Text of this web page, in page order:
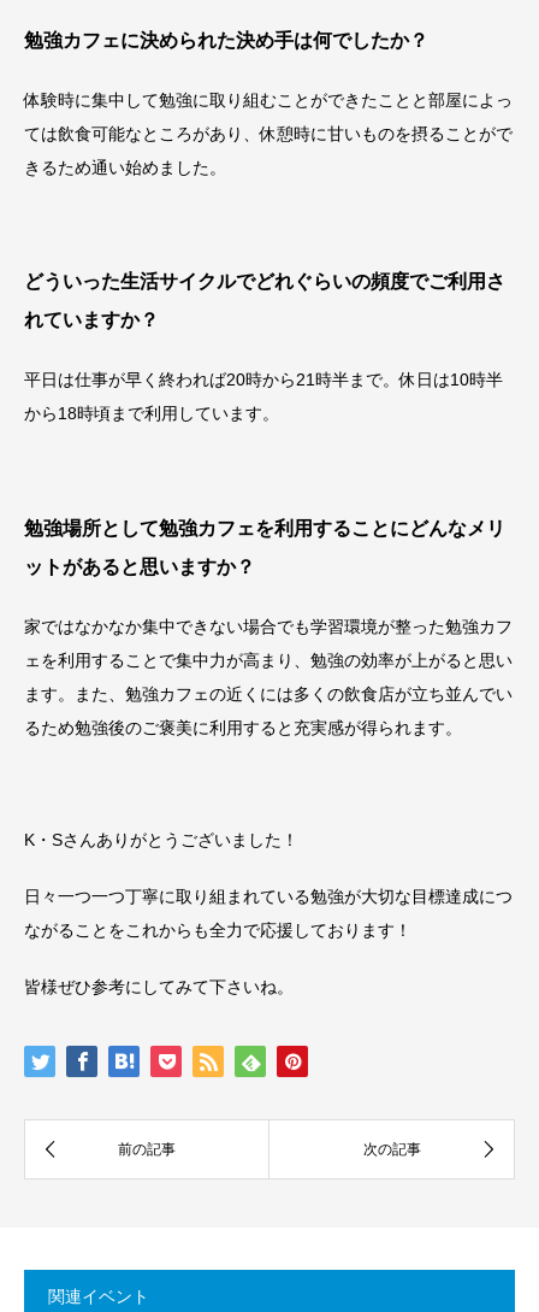
勉強カフェに決められた決め手は何でしたか？
体験時に集中して勉強に取り組むことができたことと部屋によっ
ては飲食可能なところがあり、休憩時に甘いものを摂ることがで
きるため通い始めました。
どういった生活サイクルでどれぐらいの頻度でご利用さ
れていますか？
平日は仕事が早く終われば20時から21時半まで。休日は10時半
から18時頃まで利用しています。
勉強場所として勉強カフェを利用することにどんなメリ
ットがあると思いますか？
家ではなかなか集中できない場合でも学習環境が整った勉強カフ
ェを利用することで集中力が高まり、勉強の効率が上がると思い
ます。また、勉強カフェの近くには多くの飲食店が立ち並んでい
るため勉強後のご褒美に利用すると充実感が得られます。
K・Sさんありがとうございました！
日々一つ一つ丁寧に取り組まれている勉強が大切な目標達成につ
ながることをこれからも全力で応援しております！
皆様ぜひ参考にしてみて下さいね。
関連イベント